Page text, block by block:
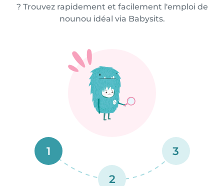
? Trouvez rapidement et facilement l'emploi de
nounou idéal via Babysits.
1
2
3